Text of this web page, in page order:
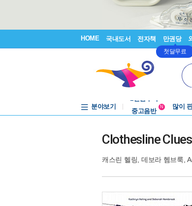
HOME 국내도서 전자책 만권당
첫달무료
분야보기
중고음반
N 많이
Clothesline
캐스린 헬링 데보라 헴브룩 ,